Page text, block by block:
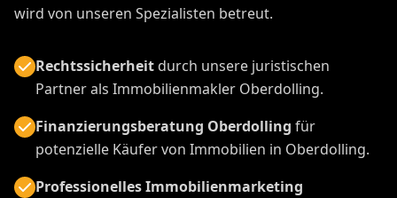
wird von unseren Spezialisten betreut.
Rechtssicherheitdurch unsere juristischen
Partner als Immobilienmakler Oberdolling.
Finanzierungsberatung Oberdolling für
potenzielle Käufer von Immobilien in Oberdolling.
Professionelles Immobilienmarketing